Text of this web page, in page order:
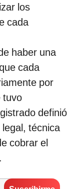
los
cada
haber una
cada
por
tuvo
definió
técnica
cobrar el